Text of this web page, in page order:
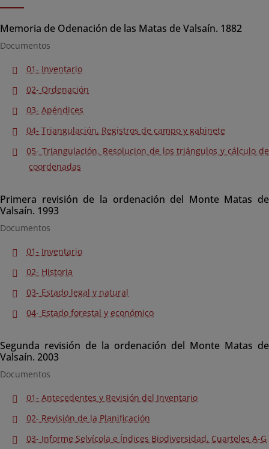
Memoria de Odenación de las Matas de Valsaín. 1882
Documentos
01- Inventario
02- Ordenación
03- Apéndices
04- Triangulación. Registros de campo y gabinete
05- Triangulación. Resolucion de los triángulos y cálculo de
coordenadas
Primera revisión de la ordenación del Monte Matas de
Valsaín. 1993
Documentos
01- Inventario
02- Historia
03- Estado legal y natural
04- Estado forestal y económico
Segunda revisión de la ordenación del Monte Matas de
Valsaín. 2003
Documentos
01- Antecedentes y Revisión del Inventario
02- Revisión de la Planificación
03- Informe Selvícola e Índices Biodiversidad. Cuarteles A-G